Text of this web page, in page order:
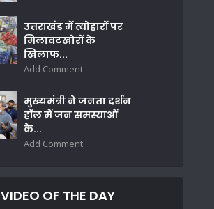
उत्तराखंड में त्योहारों पर
मिलावटखोरों के
खिलाफ...
Add Comment
मुख्यमंत्री ने जनता दर्शन
हॉल में जन समस्याओं
के...
Add Comment
VIDEO OF THE DAY